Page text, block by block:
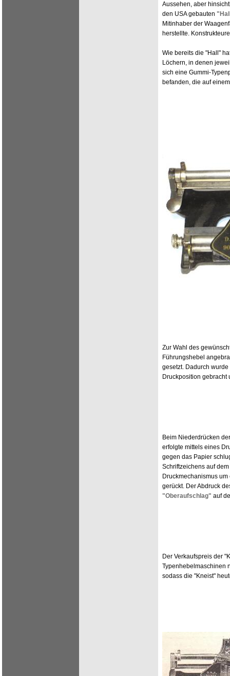
Aussehen, aber
den USA gebauten
Mitinhaber der
herstellte.
Wie bereits die "Hall"
Löchern, in denen
sich eine Gummi-
befanden, die auf
Zur Wahl des
Führungshebel
gesetzt. Dadurch
Druckposition gebracht
Beim Niederdrücken
erfolgte mittels eines
gegen das Papier
Schriftzeichens auf
Druckmechanismus
gerückt. Der Abdruck
"Oberaufschlag" auf
Der Verkaufspreis der
Typenhebelmaschinen
sodass die "Kneist"